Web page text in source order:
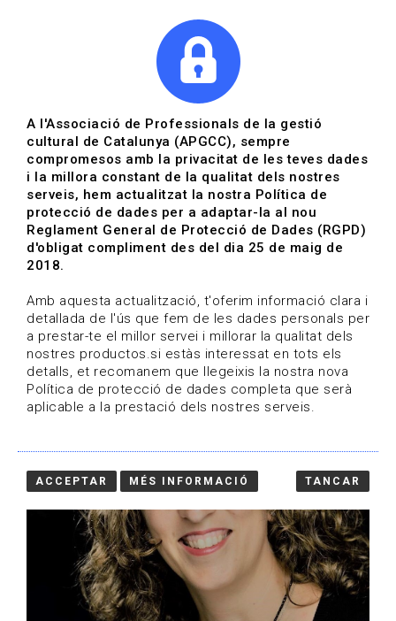
Alba Espinasa Galitó
Àmbit professional: Arts escèniques
HOME
ALBA ESPINASA GALITÓ
A l'Associació de Professionals de la gestió
cultural de Catalunya (APGCC), sempre
compromesos amb la privacitat de les teves dades
i la millora constant de la qualitat dels nostres
serveis, hem actualitzat la nostra Política de
protecció de dades per a adaptar-la al nou
Reglament General de Protecció de Dades (RGPD)
d'obligat compliment des del dia 25 de maig de
2018.
Amb aquesta actualització, t'oferim informació clara i
detallada de l'ús que fem de les dades personals per
a prestar-te el millor servei i millorar la qualitat dels
nostres productos.si estàs interessat en tots els
detalls, et recomanem que llegeixis la nostra nova
Política de protecció de dades completa que serà
aplicable a la prestació dels nostres serveis.
ACCEPTAR MÉS INFORMACIÓ TANCAR